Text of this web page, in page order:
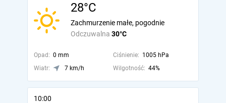
28°C
Odczuwalna 30°C
Zachmurzenie małe, pogodnie
Opad: 0 mm Ciśnienie: 1005 hPa
Wiatr:
7 km/h Wilgotność: 44%
10:00